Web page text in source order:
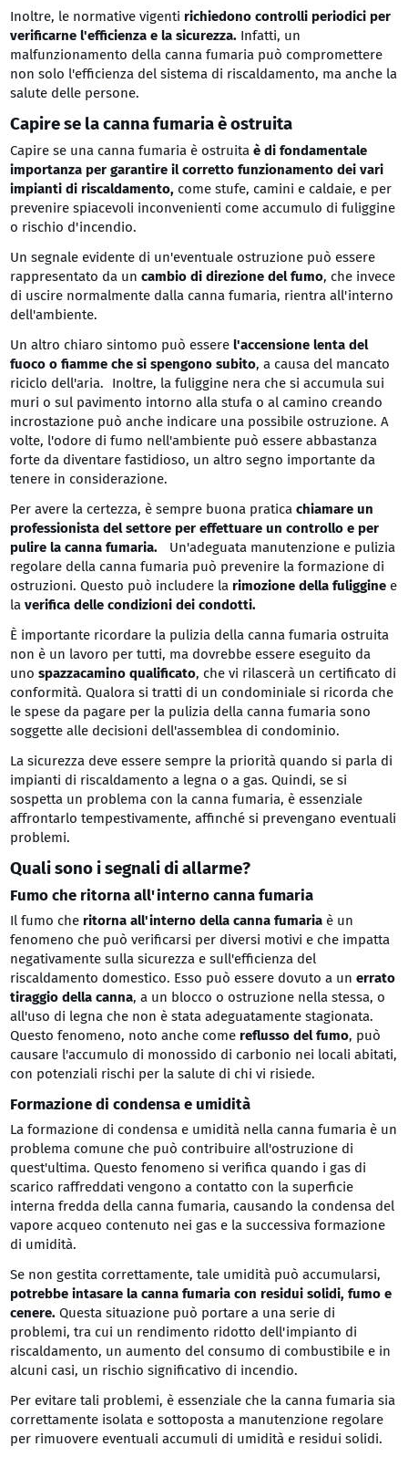
Inoltre, le normative vigenti richiedono controlli periodici per
verificarne l'efficienza e la sicurezza. Infatti, un
malfunzionamento della canna fumaria può compromettere
non solo l'efficienza del sistema di riscaldamento, ma anche la
salute delle persone.
Capire se la canna fumaria è ostruita
Capire se una canna fumaria è ostruitaè di fondamentale
importanza per garantire il corretto funzionamento dei vari
impianti di riscaldamento, come stufe, camini e caldaie, e per
prevenire spiacevoli inconvenienti come accumulo di fuliggine
o rischio d'incendio.
Un segnale evidente di un'eventuale ostruzione può essere
rappresentato da uncambio di direzione del fumo, che invece
di uscire normalmente dalla canna fumaria, rientra all'interno
dell'ambiente.
Un altro chiaro sintomo può esserel'accensione lenta del
fuoco o fiamme che si spengono subito, a causa del mancato
riciclo dell'aria. Inoltre, la fuliggine nera che si accumula sui
muri o sul pavimento intorno alla stufa o al camino creando
incrostazione può anche indicare una possibile ostruzione. A
volte, l'odore di fumo nell'ambiente può essere abbastanza
forte da diventare fastidioso, un altro segno importante da
tenere in considerazione.
Per avere la certezza, è sempre buona praticachiamare un
professionista del settore per effettuare un controllo e per
pulire la canna fumaria. Un'adeguata manutenzione e pulizia
regolare della canna fumaria può prevenire la formazione di
ostruzioni. Questo può includere la rimozione della fuliggine e
laverifica delle condizioni dei condotti.
È importante ricordare la pulizia della canna fumaria ostruita
non è un lavoro per tutti, ma dovrebbe essere eseguito da
unospazzacamino qualificato, che vi rilascerà un certificato di
conformità. Qualora si tratti di un condominiale si ricorda che
le spese da pagare per la pulizia della canna fumaria sono
soggette alle decisioni dell'assemblea di condominio.
La sicurezza deve essere sempre la priorità quando si parla di
impianti di riscaldamento a legna o a gas. Quindi, se si
sospetta un problema con la canna fumaria, è essenziale
affrontarlo tempestivamente, affinché si prevengano eventuali
problemi.
Quali sono i segnali di allarme?
Fumo che ritorna all'interno canna fumaria
Il fumo che ritorna all'interno della canna fumaria è un
fenomeno che può verificarsi per diversi motivi e che impatta
negativamente sulla sicurezza e sull'efficienza del
riscaldamento domestico. Esso può essere dovuto a unerrato
tiraggio della canna, a un blocco o ostruzione nella stessa, o
all'uso di legna che non è stata adeguatamente stagionata.
Questo fenomeno, noto anche come reflusso del fumo, può
causare l'accumulo di monossido di carbonio nei locali abitati,
con potenziali rischi per la salute di chi vi risiede.
Formazione di condensa e umidità
La formazione di condensa e umidità nella canna fumaria è un
problema comune che può contribuire all'ostruzione di
quest'ultima. Questo fenomeno si verifica quando i gas di
scarico raffreddati vengono a contatto con la superficie
interna fredda della canna fumaria, causando la condensa del
vapore acqueo contenuto nei gas e la successiva formazione
di umidità.
Se non gestita correttamente, tale umidità può accumularsi,
potrebbe intasare la canna fumaria con residui solidi, fumo e
cenere. Questa situazione può portare a una serie di
problemi, tra cui un rendimento ridotto dell'impianto di
riscaldamento, un aumento del consumo di combustibile e in
alcuni casi, un rischio significativo di incendio.
Per evitare tali problemi, è essenziale che la canna fumaria sia
correttamente isolata e sottoposta a manutenzione regolare
per rimuovere eventuali accumuli di umidità e residui solidi.